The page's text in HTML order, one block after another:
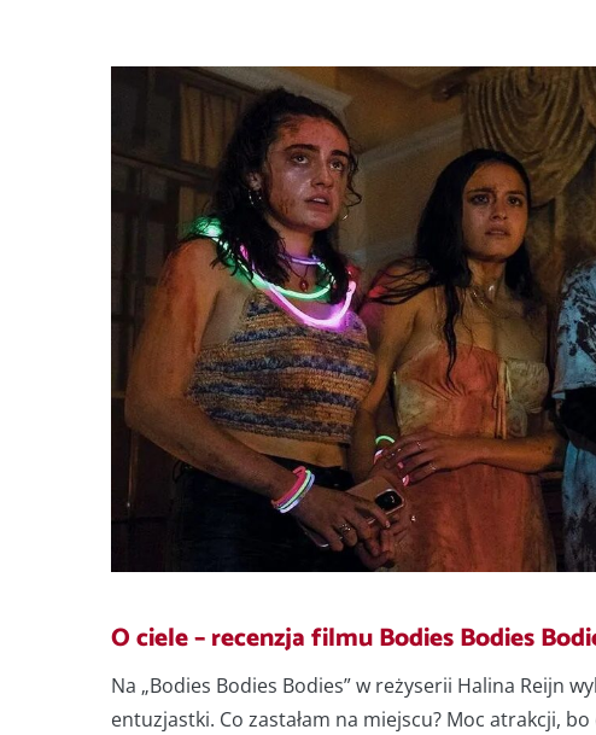
O ciele – recenzja filmu Bodies Bodies
Na „Bodies Bodies Bodies” w reżyserii Halina Reijn
entuzjastki. Co zastałam na miejscu? Moc atrakcji,